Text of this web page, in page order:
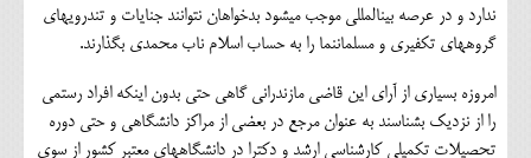
ندارد و در عرصه بین‎المللی موجب می‎شود بدخواهان نتوانند جنایات و تندروی‎های
گروه‎های تکفیری و مسلمان‎نما را به حساب اسلام ناب محمدی بگذارند.
امروزه بسیاری از آرای این قاضی مازندرانی گاهی حتی بدون اینکه افراد رستمی
را از نزدیک بشناسند به عنوان مرجع در بعضی از مراکز دانشگاهی و حتی دوره
تحصیلات تکمیلی کارشناسی ارشد و دکترا در دانشگاه‎های معتبر کشور از سوی